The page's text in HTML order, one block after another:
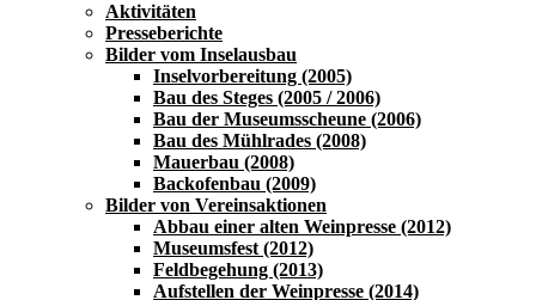
Aktivitäten
Presseberichte
Bilder vom Inselausbau
Inselvorbereitung (2005)
Bau des Steges (2005 / 2006)
Bau der Museumsscheune (2006)
Bau des Mühlrades (2008)
Mauerbau (2008)
Backofenbau (2009)
Bilder von Vereinsaktionen
Abbau einer alten Weinpresse (2012)
Museumsfest (2012)
Feldbegehung (2013)
Aufstellen der Weinpresse (2014)